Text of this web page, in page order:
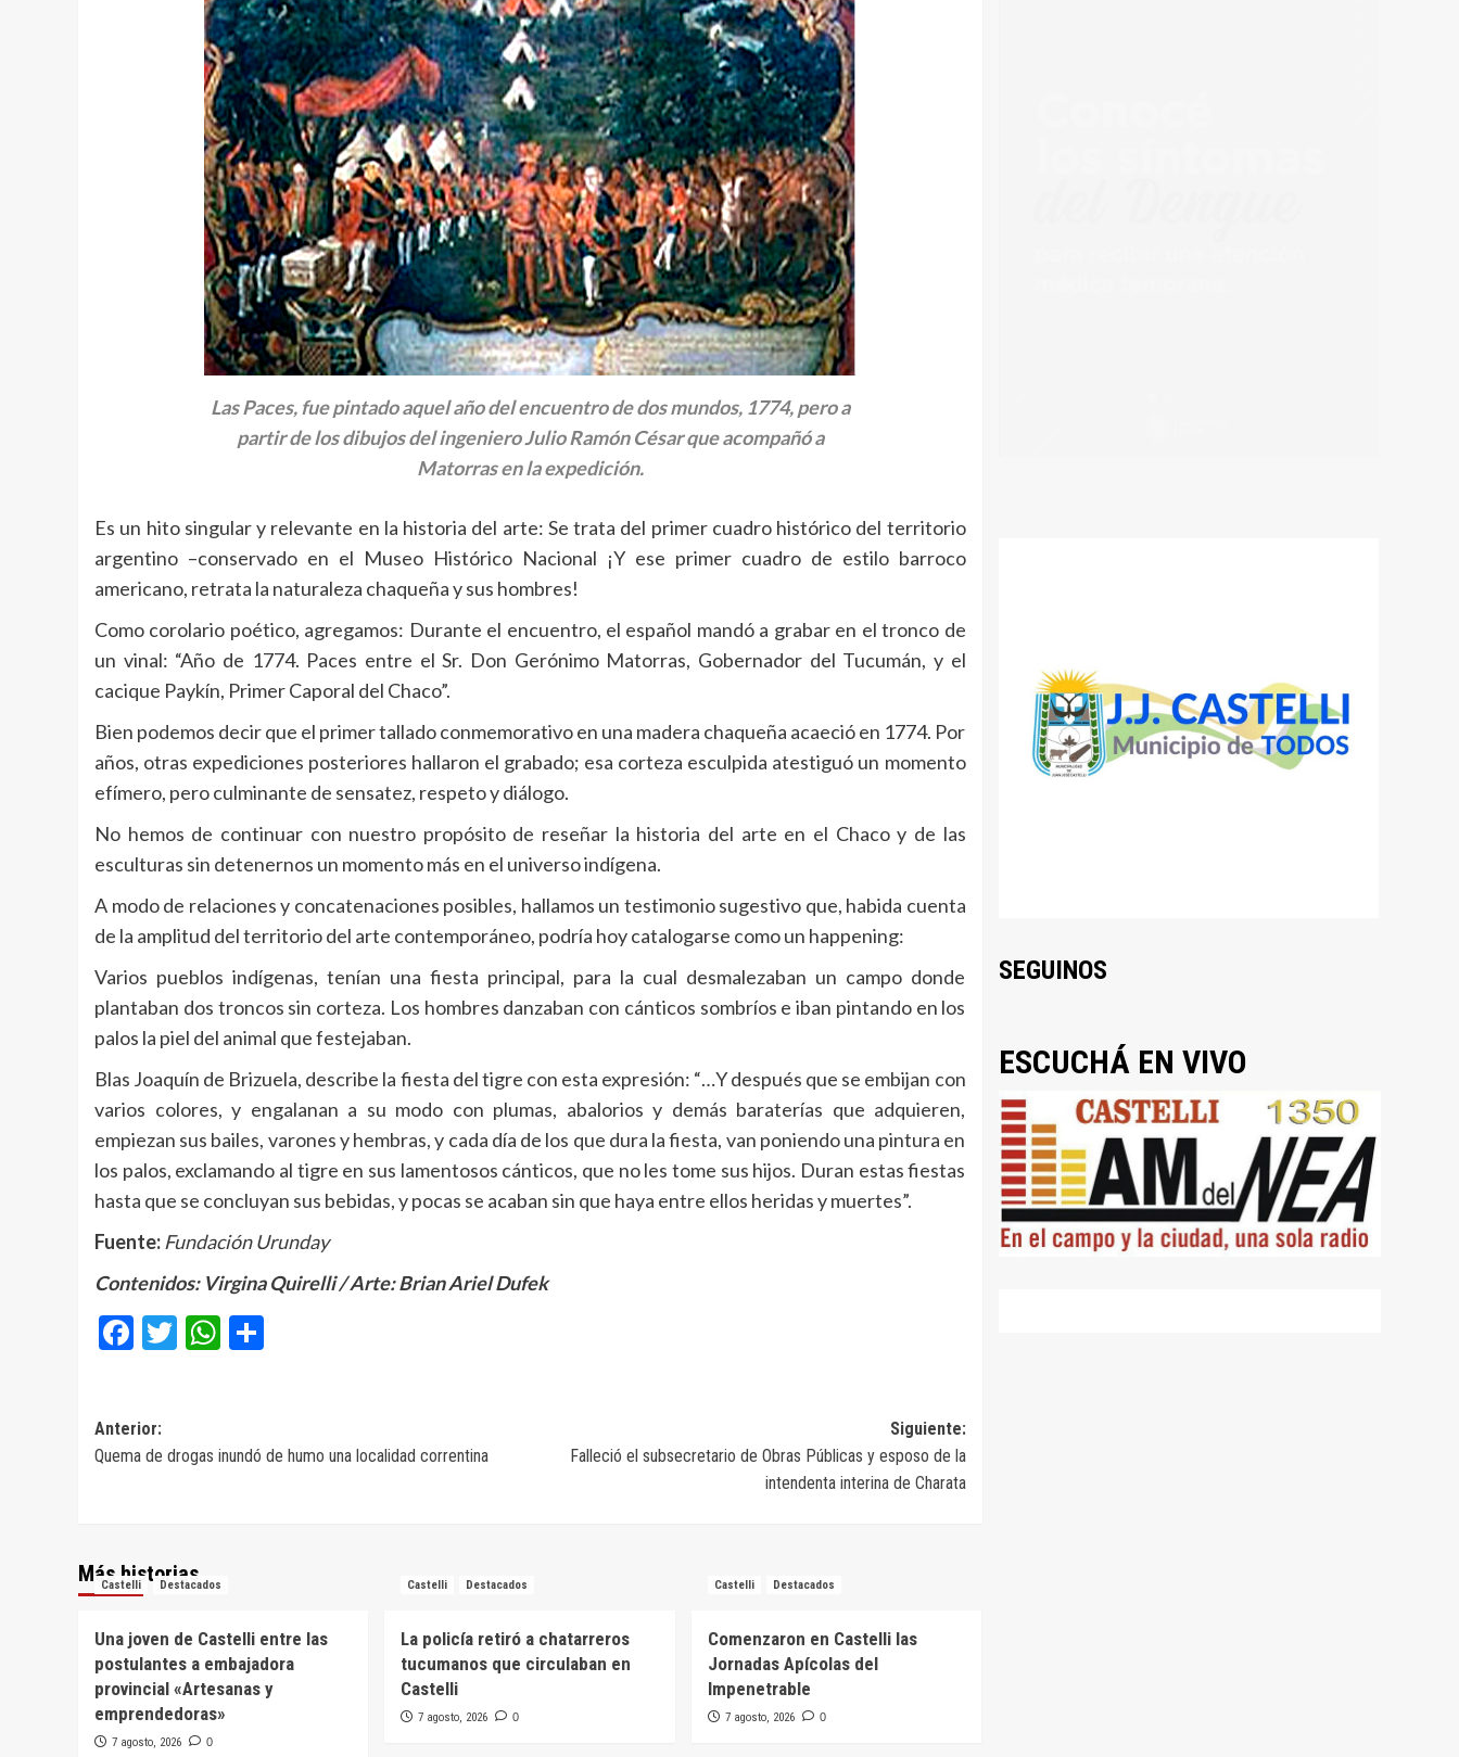
Las Paces, fue pintado aquel año del encuentro de dos mundos, 1774, pero a
partir de los dibujos del ingeniero Julio Ramón César que acompañó a
Matorras en la expedición.
Es un hito singular y relevante en la historia del arte: Se trata del primer cuadro histórico del territorio
argentino –conservado en el Museo Histórico Nacional ¡Y ese primer cuadro de estilo barroco
americano, retrata la naturaleza chaqueña y sus hombres!
Como corolario poético, agregamos: Durante el encuentro, el español mandó a grabar en el tronco de
un vinal: “Año de 1774. Paces entre el Sr. Don Gerónimo Matorras, Gobernador del Tucumán, y el
cacique Paykín, Primer Caporal del Chaco”.
Bien podemos decir que el primer tallado conmemorativo en una madera chaqueña acaeció en 1774. Por
años, otras expediciones posteriores hallaron el grabado; esa corteza esculpida atestiguó un momento
efímero, pero culminante de sensatez, respeto y diálogo.
No hemos de continuar con nuestro propósito de reseñar la historia del arte en el Chaco y de las
esculturas sin detenernos un momento más en el universo indígena.
A modo de relaciones y concatenaciones posibles, hallamos un testimonio sugestivo que, habida cuenta
de la amplitud del territorio del arte contemporáneo, podría hoy catalogarse como un happening:
Varios pueblos indígenas, tenían una fiesta principal, para la cual desmalezaban un campo donde
plantaban dos troncos sin corteza. Los hombres danzaban con cánticos sombríos e iban pintando en los
palos la piel del animal que festejaban.
Blas Joaquín de Brizuela, describe la fiesta del tigre con esta expresión: “…Y después que se embijan con
varios colores, y engalanan a su modo con plumas, abalorios y demás baraterías que adquieren,
empiezan sus bailes, varones y hembras, y cada día de los que dura la fiesta, van poniendo una pintura en
los palos, exclamando al tigre en sus lamentosos cánticos, que no les tome sus hijos. Duran estas fiestas
hasta que se concluyan sus bebidas, y pocas se acaban sin que haya entre ellos heridas y muertes”.
Fuente: Fundación Urunday
Contenidos: Virgina Quirelli /Arte: Brian Ariel Dufek
Facebook
TwitterWhatsApp
Navegación
de
Anterior:
Quema de drogas inundó de humo una localidad correntina
Siguiente:
Falleció el subsecretario de Obras Públicas y esposo de la
intendenta interina de Charata
Más historias
Castelli Destacados
Una joven de Castelli entre las
postulantes a embajadora
provincial «Artesanas y
emprendedoras»
7 agosto, 2026 0
Castelli Destacados
La policía retiró a chatarreros
tucumanos que circulaban en
Castelli
7 agosto, 2026 0
Castelli Destacados
Comenzaron en Castelli las
Jornadas Apícolas del
Impenetrable
7 agosto, 2026 0
SEGUINOS
ESCUCHÁ EN VIVO